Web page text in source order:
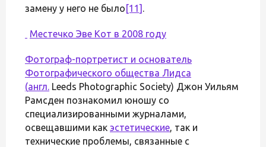
замену у него не было [11] .
Местечко Эве Кот в 2008 году
Фотограф-портретист и основатель
Фотографического общества Лидса
(англ. Leeds Photographic Society) Джон Уильям
Рамсден познакомил юношу со
специализированными журналами,
освещавшими как эстетические, так и
технические проблемы, связанные с